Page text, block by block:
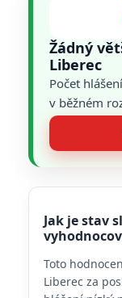
Žádný
Liberec
Počet
v běžném
Jak je stav
Toto
Liberec za